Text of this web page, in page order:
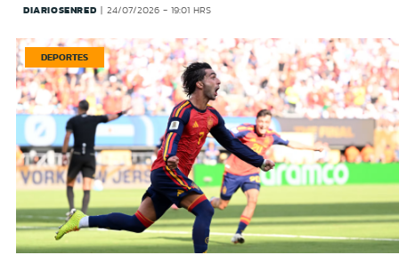
DIARIOSENRED 24/07/2026 - 19:01 HRS
DEPORTES